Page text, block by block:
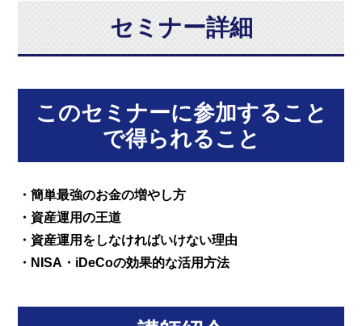
セミナー詳細
このセミナーに参加すること
で得られること
・簡単最強のお金の増やし方
・資産運用の王道
・資産運用をしなければいけない理由
・NISA・iDeCoの効果的な活用方法